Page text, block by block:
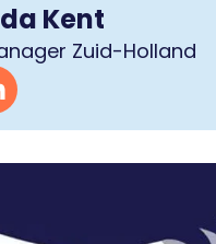
Kent
Zuid-Holland